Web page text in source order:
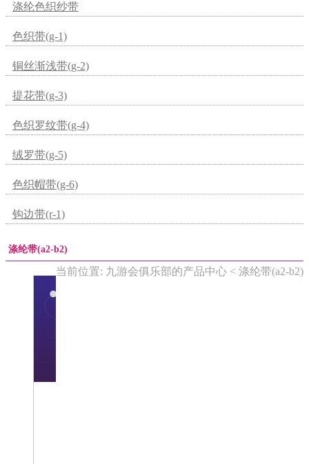
涤纶色织纱带
色织带(g-1)
铜丝渐浅带(g-2)
提花带(g-3)
色织罗纹带(g-4)
绒罗带(g-5)
色织帽带(g-6)
钩边带(r-1)
涤纶带(a2-b2)
当前位置: 九游会俱乐部的产品中心 < 涤纶带(a2-b2)